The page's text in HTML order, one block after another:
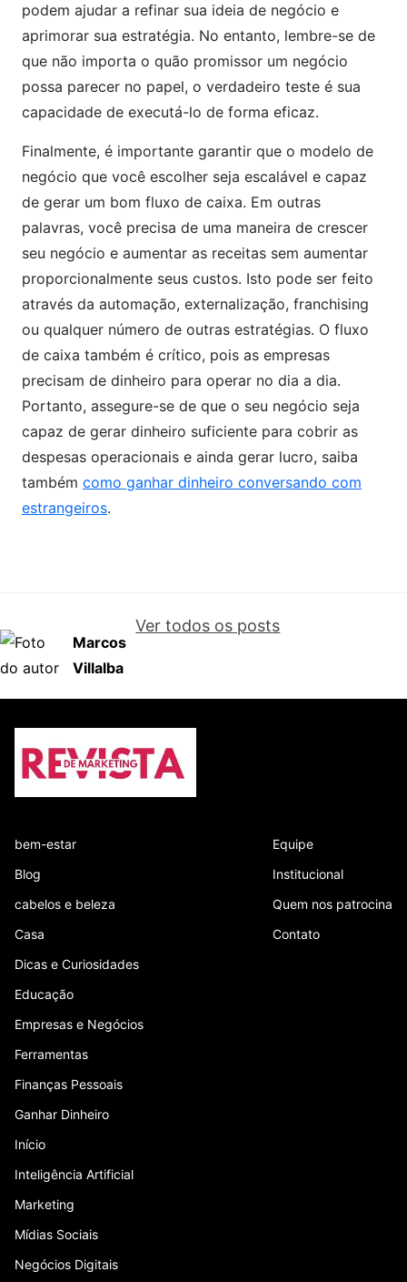
podem ajudar a refinar sua ideia de negócio e
aprimorar sua estratégia. No entanto, lembre-se de
que não importa o quão promissor um negócio
possa parecer no papel, o verdadeiro teste é sua
capacidade de executá-lo de forma eficaz.
Finalmente, é importante garantir que o modelo de
negócio que você escolher seja escalável e capaz
de gerar um bom fluxo de caixa. Em outras
palavras, você precisa de uma maneira de crescer
seu negócio e aumentar as receitas sem aumentar
proporcionalmente seus custos. Isto pode ser feito
através da automação, externalização, franchising
ou qualquer número de outras estratégias. O fluxo
de caixa também é crítico, pois as empresas
precisam de dinheiro para operar no dia a dia.
Portanto, assegure-se de que o seu negócio seja
capaz de gerar dinheiro suficiente para cobrir as
despesas operacionais e ainda gerar lucro, saiba
também como ganhar dinheiro conversando com
estrangeiros.
Marcos
Villalba
Ver todos os posts
bem-estar
Blog
cabelos e beleza
Casa
Dicas e Curiosidades
Educação
Empresas e Negócios
Ferramentas
Finanças Pessoais
Ganhar Dinheiro
Início
Inteligência Artificial
Marketing
Mídias Sociais
Negócios Digitais
Equipe
Institucional
Quem nos patrocina
Contato